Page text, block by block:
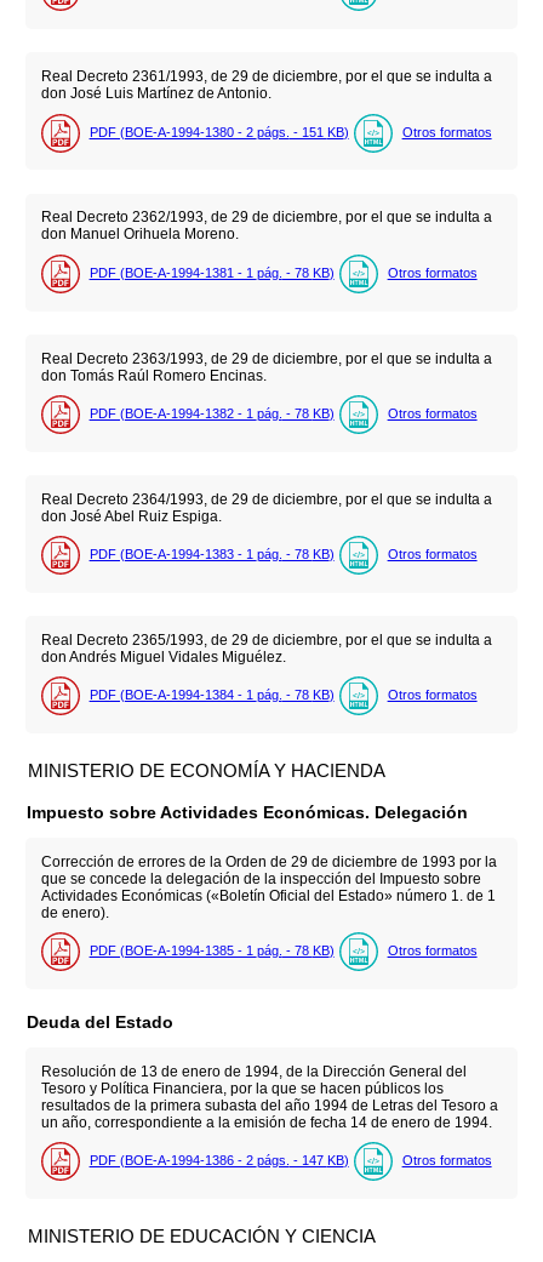
Real Decreto 2361/1993, de 29 de diciembre, por el que se indulta a
don José Luis Martínez de Antonio.
PDF (BOE-A-1994-1380 - 2 págs. - 151 KB) Otros formatos
Real Decreto 2362/1993, de 29 de diciembre, por el que se indulta a
don Manuel Orihuela Moreno.
PDF (BOE-A-1994-1381 - 1 pág. - 78 KB) Otros formatos
Real Decreto 2363/1993, de 29 de diciembre, por el que se indulta a
don Tomás Raúl Romero Encinas.
PDF (BOE-A-1994-1382 - 1 pág. - 78 KB) Otros formatos
Real Decreto 2364/1993, de 29 de diciembre, por el que se indulta a
don José Abel Ruiz Espiga.
PDF (BOE-A-1994-1383 - 1 pág. - 78 KB) Otros formatos
Real Decreto 2365/1993, de 29 de diciembre, por el que se indulta a
don Andrés Miguel Vidales Miguélez.
PDF (BOE-A-1994-1384 - 1 pág. - 78 KB) Otros formatos
MINISTERIO DE ECONOMÍA Y HACIENDA
Impuesto sobre Actividades Económicas. Delegación
Corrección de errores de la Orden de 29 de diciembre de 1993 por la
que se concede la delegación de la inspección del Impuesto sobre
Actividades Económicas («Boletín Oficial del Estado» número 1. de 1
de enero).
PDF (BOE-A-1994-1385 - 1 pág. - 78 KB) Otros formatos
Deuda del Estado
Resolución de 13 de enero de 1994, de la Dirección General del
Tesoro y Política Financiera, por la que se hacen públicos los
resultados de la primera subasta del año 1994 de Letras del Tesoro a
un año, correspondiente a la emisión de fecha 14 de enero de 1994.
PDF (BOE-A-1994-1386 - 2 págs. - 147 KB) Otros formatos
MINISTERIO DE EDUCACIÓN Y CIENCIA